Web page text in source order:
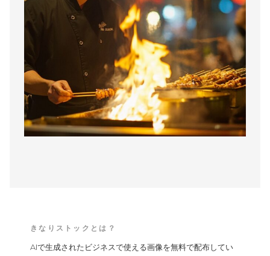
きなりストックとは？
AIで生成されたビジネスで使える画像を無料で配布してい